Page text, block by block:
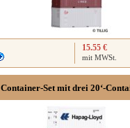
15.55 €
mit MWSt.
Container-Set mit drei 20‘-